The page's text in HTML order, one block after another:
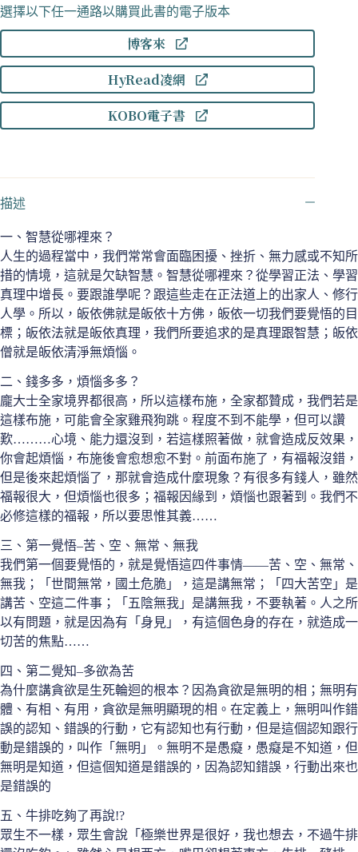
選擇以下任一通路以購買此書的電子版本
博客來
HyRead凌網
KOBO電子書
描述
一、智慧從哪裡來？
人生的過程當中，我們常常會面臨困擾、挫折、無力感或不知所
措的情境，這就是欠缺智慧。智慧從哪裡來？從學習正法、學習
真理中增長。要跟誰學呢？跟這些走在正法道上的出家人、修行
人學。所以，皈依佛就是皈依十方佛，皈依一切我們要覺悟的目
標；皈依法就是皈依真理，我們所要追求的是真理跟智慧；皈依
僧就是皈依清淨無煩惱。
二、錢多多，煩惱多多？
龐大士全家境界都很高，所以這樣布施，全家都贊成，我們若是
這樣布施，可能會全家雞飛狗跳。程度不到不能學，但可以讚
歎………心境、能力還沒到，若這樣照著做，就會造成反效果，
你會起煩惱，布施後會愈想愈不對。前面布施了，有福報沒錯，
但是後來起煩惱了，那就會造成什麼現象？有很多有錢人，雖然
福報很大，但煩惱也很多；福報因緣到，煩惱也跟著到。我們不
必修這樣的福報，所以要思惟其義……
三、第一覺悟–苦、空、無常、無我
我們第一個要覺悟的，就是覺悟這四件事情——苦、空、無常、
無我；「世間無常，國土危脆」，這是講無常；「四大苦空」是
講苦、空這二件事；「五陰無我」是講無我，不要執著。人之所
以有問題，就是因為有「身見」，有這個色身的存在，就造成一
切苦的焦點……
四、第二覺知–多欲為苦
為什麼講貪欲是生死輪迴的根本？因為貪欲是無明的相；無明有
體、有相、有用，貪欲是無明顯現的相。在定義上，無明叫作錯
誤的認知、錯誤的行動，它有認知也有行動，但是這個認知跟行
動是錯誤的，叫作「無明」。無明不是愚癡，愚癡是不知道，但
無明是知道，但這個知道是錯誤的，因為認知錯誤，行動出來也
是錯誤的
五、牛排吃夠了再說!?
眾生不一樣，眾生會說「極樂世界是很好，我也想去，不過牛排